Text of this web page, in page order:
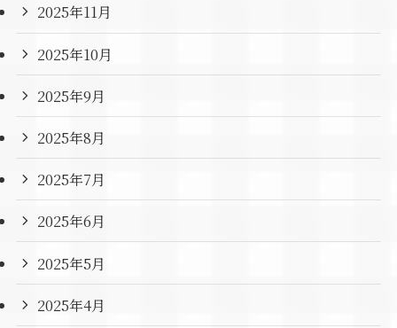
2025年11月
2025年10月
2025年9月
2025年8月
2025年7月
2025年6月
2025年5月
2025年4月